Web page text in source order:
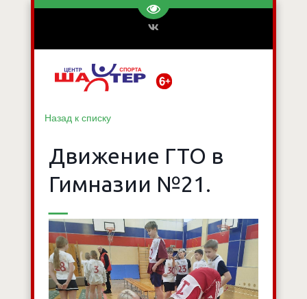
Перейти на версию для
Назад к списку
Движение ГТО в
Гимназии №21.